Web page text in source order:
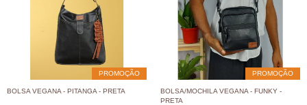
PROMOÇÃO
BOLSA VEGANA - PITANGA - PRETA
PROMOÇÃO
BOLSA/MOCHILA VEGANA - FUNKY -
PRETA